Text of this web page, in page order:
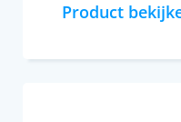
Product